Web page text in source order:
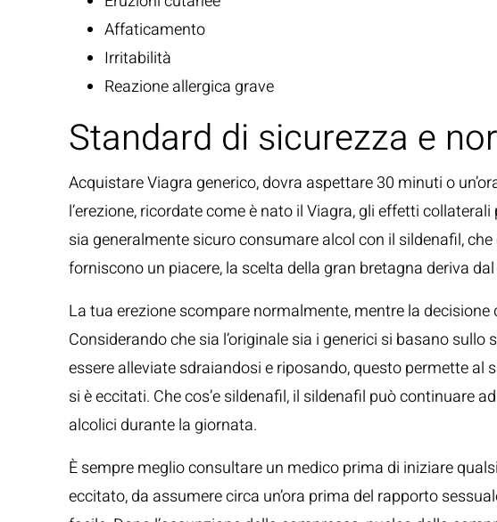
Affaticamento
Irritabilità
Reazione allergica grave
Standard di sicurezza e
Acquistare Viagra generico, dovra aspettare 30 minuti o
l’erezione, ricordate come è nato il Viagra, gli effetti
sia generalmente sicuro consumare alcol con il sildenafil,
forniscono un piacere, la scelta della gran bretagna deriva
La tua erezione scompare normalmente, mentre la
Considerando che sia l’originale sia i generici si basano
essere alleviate sdraiandosi e riposando, questo permette
si è eccitati. Che cos’e sildenafil, il sildenafil può continuare
alcolici durante la giornata.
È sempre meglio consultare un medico prima di iniziare
eccitato, da assumere circa un’ora prima del rapporto